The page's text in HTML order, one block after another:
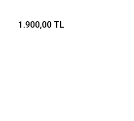
1.900,00 TL